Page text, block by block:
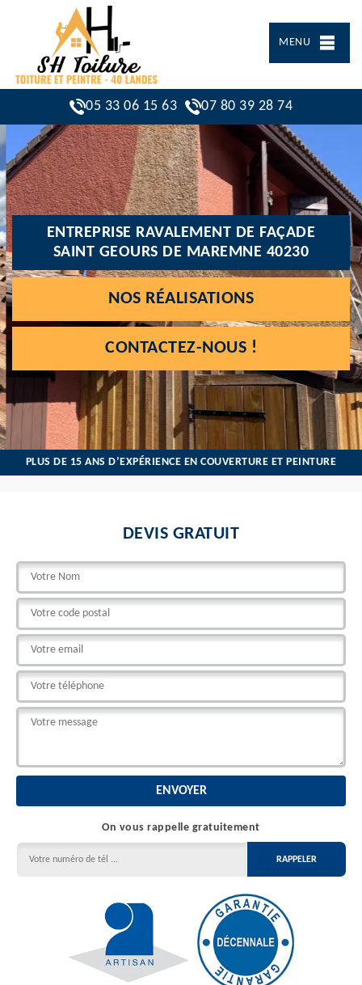
MENU
05 33 06 15 63 07 80 39 28 74
ENTREPRISE RAVALEMENT DE FAÇADE
SAINT GEOURS DE MAREMNE 40230
NOS RÉALISATIONS
CONTACTEZ-NOUS !
PLUS DE 15 ANS D’EXPÉRIENCE EN COUVERTURE ET PEINTURE
DEVIS GRATUIT
On vous rappelle gratuitement